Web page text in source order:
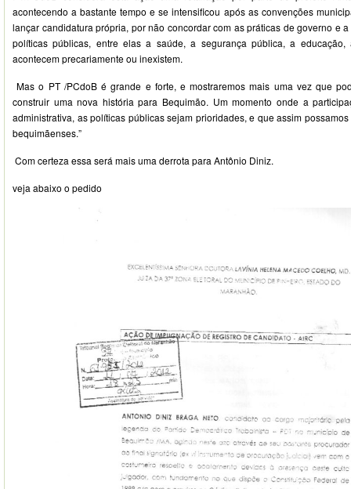
acontecendo a bastante tempo e se intensificou após as convenções
lançar candidatura própria, por não concordar com as práticas de governo e
políticas públicas, entre elas a saúde, a segurança pública, a educação,
acontecem precariamente ou inexistem.
Mas o PT /PCdoB é grande e forte, e mostraremos mais uma vez que
construir uma nova história para Bequimão. Um momento onde a
administrativa, as políticas públicas sejam prioridades, e que assim
bequimãenses.”
Com certeza essa será mais uma derrota para Antônio Diniz.
veja abaixo o pedido